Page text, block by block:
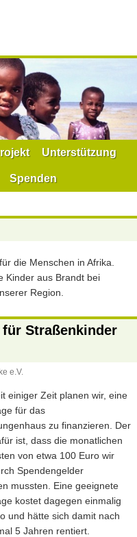
Unterstützung
Spenden
die Menschen in Afrika.
Kinder aus Brandt bei
Region.
Straßenkinder
e.V.
einiger Zeit planen wir, eine
für das
zu finanzieren. Der
ist, dass die monatlichen
von etwa 100 Euro wir
Spendengelder
mussten. Eine geeignete
kostet dagegen einmalig
und hätte sich damit nach
5 Jahren rentiert.